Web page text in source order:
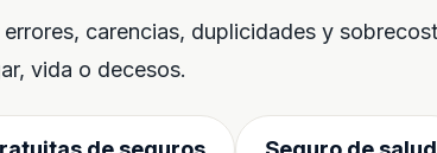
carencias, duplicidades y
vida o decesos.